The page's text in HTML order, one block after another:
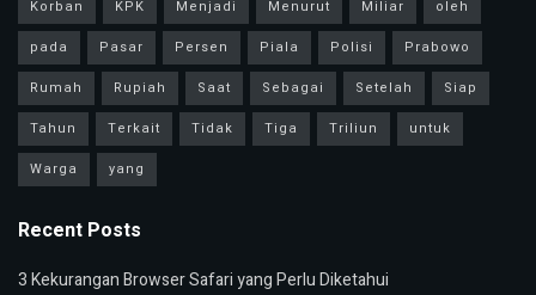
Korban
KPK Menjadi Menurut Miliar
oleh
pada
Pasar Persen Piala Polisi
Prabowo
Rumah
Rupiah Saat Sebagai Setelah
Siap
Tahun
Terkait Tidak Tiga Triliun
untuk
Warga
yang
Recent Posts
3 Kekurangan Browser Safari yang Perlu Diketahui